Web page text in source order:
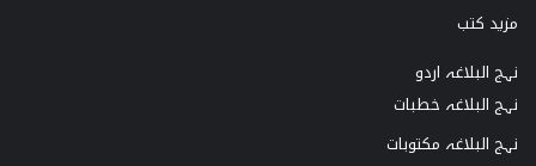
مزید کتب
نہج البلاغہ اردو
نہج البلاغہ خطبات
نہج البلاغہ مکتوبات